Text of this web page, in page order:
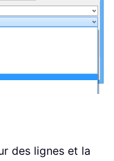
des lignes et la